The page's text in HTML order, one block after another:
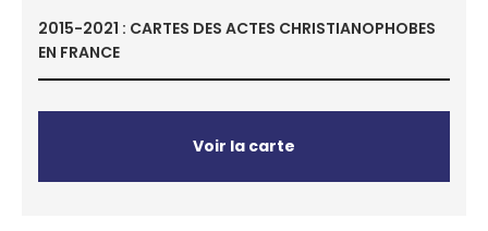
2015-2021 : CARTES DES ACTES CHRISTIANOPHOBES
EN FRANCE
Voir la carte